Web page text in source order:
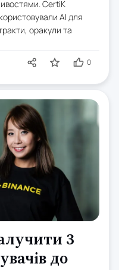
CertiK
AI для
оракули та
0
3
до